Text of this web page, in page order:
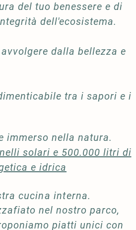
del tuo benessere e di
dell'ecosistema.
dalla bellezza e
tra i sapori e i
immerso nella natura.
solari e 500.000 litri di
e idrica
cucina interna.
nel nostro parco,
piatti unici con